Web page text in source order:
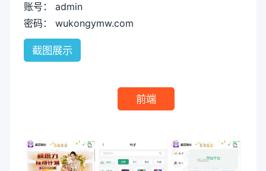
账号： admin
密码： wukongymw.com
截图展示
前端